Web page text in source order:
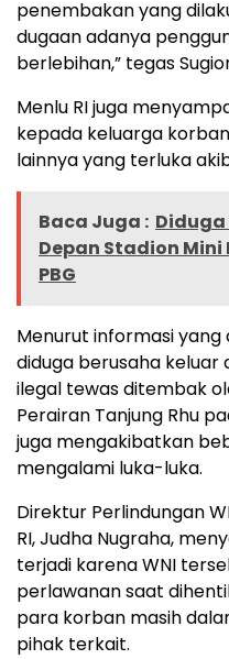
penembakan yang
dugaan adanya
berlebihan,” tegas
Menlu RI juga
kepada keluarga
lainnya yang terluka
Baca Juga :
Depan Stadion
PBG
Menurut informasi yang
diduga berusaha keluar
ilegal tewas ditembak
Perairan Tanjung Rhu
juga mengakibatkan
mengalami luka-luka.
Direktur Perlindungan
RI, Judha Nugraha,
terjadi karena WNI
perlawanan saat
para korban masih
pihak terkait.